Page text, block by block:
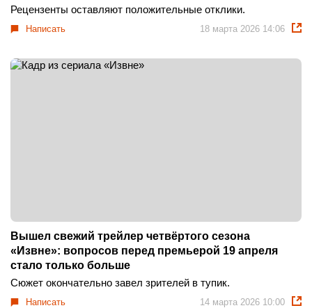
Рецензенты оставляют положительные отклики.
Написать 18 марта 2026 14:06
Вышел свежий трейлер четвёртого сезона
«Извне»: вопросов перед премьерой 19 апреля
стало только больше
Сюжет окончательно завел зрителей в тупик.
Написать 14 марта 2026 10:00